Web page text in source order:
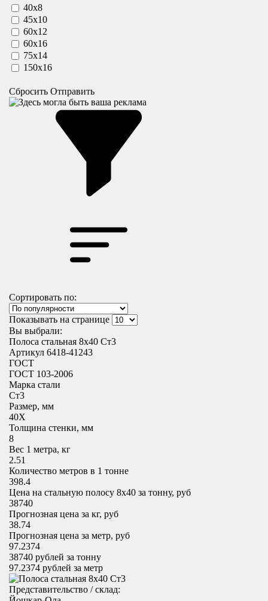
40х8
45х10
60х12
60х16
75х14
150х16
Сбросить Отправить
Сортировать по:
Показывать на странице
Вы выбрали:
Полоса стальная 8х40 Ст3
Артикул 6418-41243
ГОСТ
ГОСТ 103-2006
Марка стали
Ст3
Размер, мм
40X
Толщина стенки, мм
8
Вес 1 метра, кг
2.51
Количество метров в 1 тонне
398.4
Цена на стальную полосу 8х40 за тонну, руб
38740
Прогнозная цена за кг, руб
38.74
Прогнозная цена за метр, руб
97.2374
38740 рублей за тонну
97.2374 рублей за метр
Представительство / склад: